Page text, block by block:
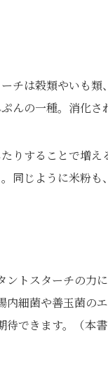
チは穀類やいも
んの一種。消化さ
りすることで増
同じように米粉も
ントスターチの力
内細菌や善玉菌の
待できます。（本書